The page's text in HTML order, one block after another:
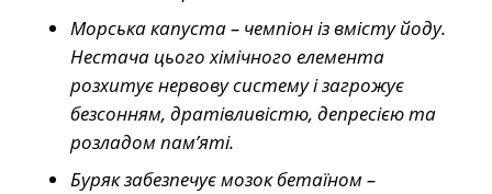
Морська капуста – чемпіон із вмісту йоду.
Нестача цього хімічного елемента
розхитує нервову систему і загрожує
безсонням, дратівливістю, депресією та
розладом пам’яті.
Буряк забезпечує мозок бетаїном –